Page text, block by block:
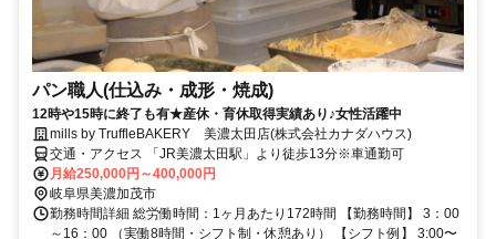
パン職人(仕込み・成形・焼成)
12時や15時に終了も有★産休・育休取得実績あり♪女性活躍中
mills by TruffleBAKERY 美濃太田店(株式会社カナダハウス)
交通・アクセス 「JR美濃太田駅」より徒歩13分※車通勤可
月給250,000円～400,000円
岐阜県美濃加茂市
勤務時間詳細 総労働時間：1ヶ月あたり172時間 【勤務時間】 3：00
～16：00 （実働8時間・シフト制・休憩あり） 【シフト例】 3:00〜